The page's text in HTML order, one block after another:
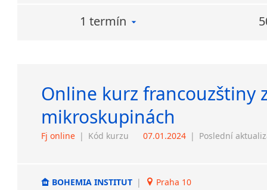
1 termín
Online kurz francouzštiny
mikroskupinách
Fj online | Kód kurzu 07.01.2024 | Poslední
BOHEMIA INSTITUT | Praha 10